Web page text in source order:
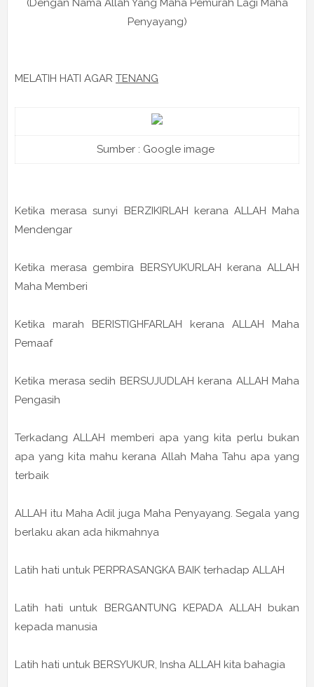
(Dengan Nama Allah Yang Maha Pemurah Lagi Maha
Penyayang)
MELATIH HATI AGAR TENANG
Sumber : Google image
Ketika merasa sunyi BERZIKIRLAH kerana ALLAH Maha
Mendengar
Ketika merasa gembira BERSYUKURLAH kerana ALLAH
Maha Memberi
Ketika marah BERISTIGHFARLAH kerana ALLAH Maha
Pemaaf
Ketika merasa sedih BERSUJUDLAH kerana ALLAH Maha
Pengasih
Terkadang ALLAH memberi apa yang kita perlu bukan
apa yang kita mahu kerana Allah Maha Tahu apa yang
terbaik
ALLAH itu Maha Adil juga Maha Penyayang. Segala yang
berlaku akan ada hikmahnya
Latih hati untuk PERPRASANGKA BAIK terhadap ALLAH
Latih hati untuk BERGANTUNG KEPADA ALLAH bukan
kepada manusia
Latih hati untuk BERSYUKUR, Insha ALLAH kita bahagia